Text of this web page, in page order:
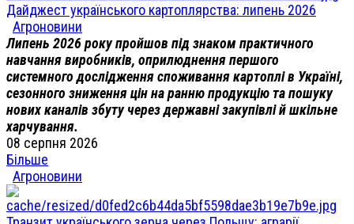
Дайджест українського картоплярства: липень 2026
Агроновини
Липень 2026 року пройшов під знаком практичного
навчання виробників, оприлюднення першого
системного дослідження споживання картоплі в Україні,
сезонного зниження цін на ранню продукцію та пошуку
нових каналів збуту через державні закупівлі й шкільне
харчування.
08 серпня 2026
Більше
Агроновини